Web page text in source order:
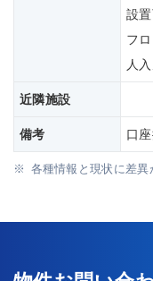
設
フ
人
近隣施設
備考 口
各種情報と現状に差異